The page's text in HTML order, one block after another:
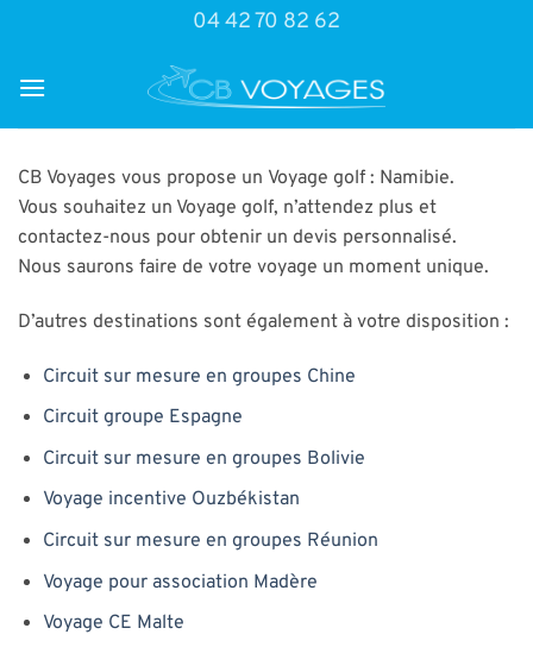
04 42 70 82 62
CB Voyages vous propose un Voyage golf : Namibie.
Vous souhaitez un Voyage golf, n’attendez plus et
contactez-nous pour obtenir un devis personnalisé.
Nous saurons faire de votre voyage un moment unique.
D’autres destinations sont également à votre disposition :
Circuit sur mesure en groupes Chine
Circuit groupe Espagne
Circuit sur mesure en groupes Bolivie
Voyage incentive Ouzbékistan
Circuit sur mesure en groupes Réunion
Voyage pour association Madère
Voyage CE Malte